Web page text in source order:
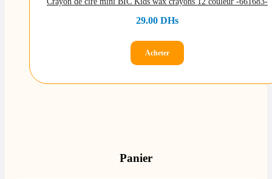
29.00 DHs
Acheter
Panier